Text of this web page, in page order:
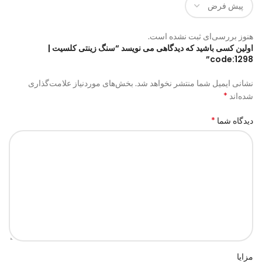
هنوز بررسی‌ای ثبت نشده است.
اولین کسی باشید که دیدگاهی می نویسد “سنگ زینتی کلسیت |
code:1298”
نشانی ایمیل شما منتشر نخواهد شد. بخش‌های موردنیاز علامت‌گذاری
شده‌اند *
دیدگاه شما *
مزایا